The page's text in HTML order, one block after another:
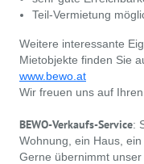
Teil-Vermietung
Weitere interessante
Mietobjekte finden Sie
www.bewo.at
Wir freuen uns auf
BEWO-Verkaufs-Service:
Wohnung, ein Haus,
Gerne übernimmt